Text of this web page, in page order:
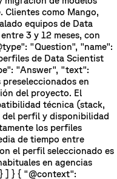
como Mango,
equipos de Data
3 y 12 meses, con
"Question", "name":
de Data Scientist
"Answer", "text":
en
del proyecto. El
técnica (stack,
perfil y disponibilidad
los perfiles
de tiempo entre
el perfil seleccionado es
en agencias
] } { "@context":